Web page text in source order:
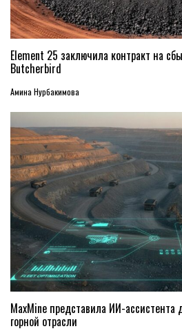
Element 25 заключила контракт на
Butcherbird
Амина Нурбакимова
MaxMine представила ИИ-ассистента
горной отрасли